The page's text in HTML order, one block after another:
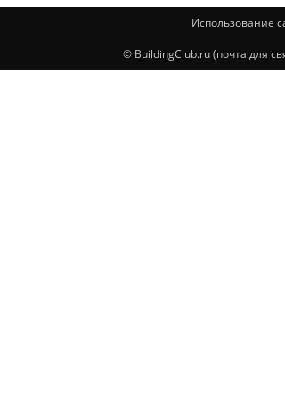
Использование
© BuildingClub.ru (почта для